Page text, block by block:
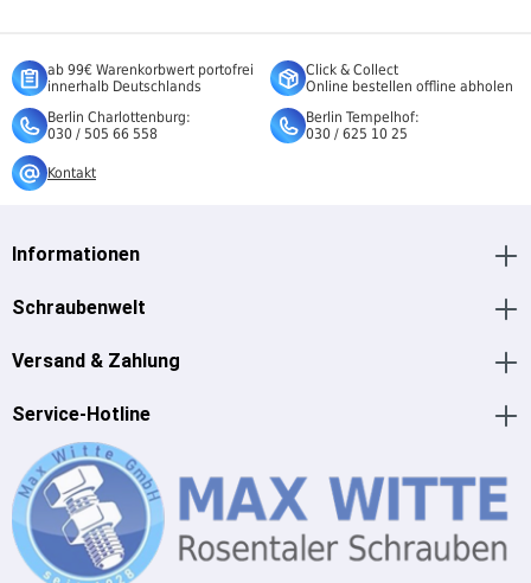
ab 99€ Warenkorbwert portofrei
innerhalb Deutschlands
Click & Collect
Online bestellen offline abholen
Berlin Charlottenburg:
030 / 505 66 558
Berlin Tempelhof:
030 / 625 10 25
Kontakt
Informationen
Schraubenwelt
Versand & Zahlung
Service-Hotline